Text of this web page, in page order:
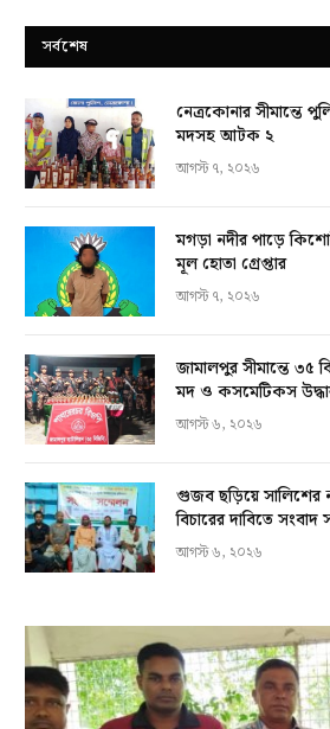
সর্বশেষ
নেত্রকোনার সীমান্তে
মদসহ আটক ২
আগস্ট ৭, ২০২৬
মগড়া নদীর পাড়ে
মূল হোতা গ্রেপ্তার
আগস্ট ৭, ২০২৬
জামালপুর সীমান্তে ৩৫
মদ ও কসমেটিকস
আগস্ট ৬, ২০২৬
গুজব ছড়িয়ে সালিশের
বিচারের দাবিতে
আগস্ট ৬, ২০২৬